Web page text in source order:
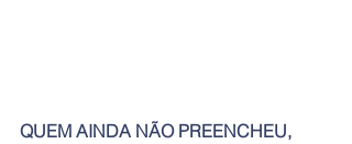
QUEM AINDA NÃO PREENCHEU,